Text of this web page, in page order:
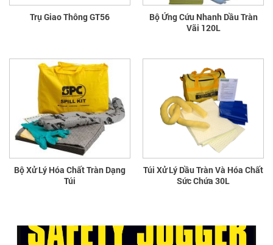
Trụ Giao Thông GT56
Bộ Ứng Cứu Nhanh Dầu Tràn
Vãi 120L
Bộ Xử Lý Hóa Chất Tràn Dạng
Túi
Túi Xử Lý Dầu Tràn Và Hóa Chất
Sức Chứa 30L